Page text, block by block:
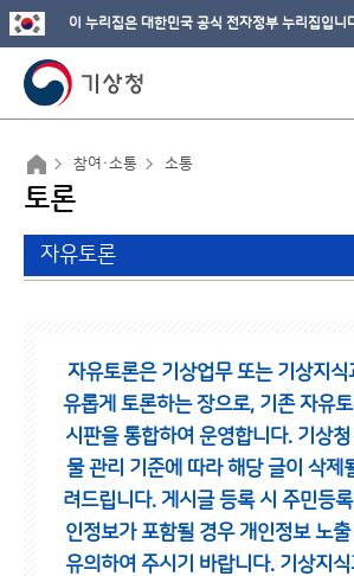
이 누리집은 대한민국 공식 전자정부 누리집입니
참여·소통 소통
토론
자유토론
자유토론은 기상업무 또는 기상지식
유롭게 토론하는 장으로, 기존 자유
시판을 통합하여 운영합니다. 기상
물 관리 기준에 따라 해당 글이 삭제
려드립니다. 게시글 등록 시 주민등
인정보가 포함될 경우 개인정보 노출
유의하여 주시기 바랍니다. 기상지